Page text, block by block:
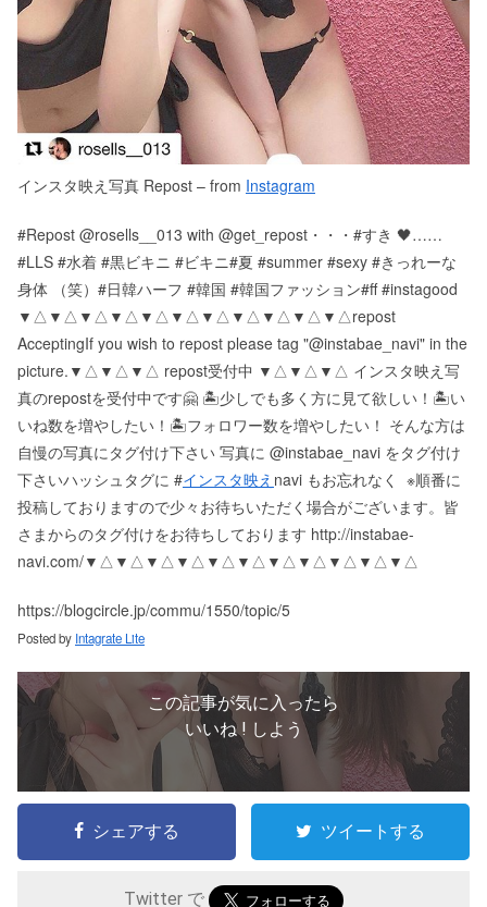
インスタ映え写真 Repost – from Instagram
#Repost @rosells__013 with @get_repost・・・#すき 🖤……
#LLS #水着 #黒ビキニ #ビキニ#夏 #summer #sexy #きっれーな
身体 （笑）#日韓ハーフ #韓国 #韓国ファッション#ff #instagood
▼△▼△▼△▼△▼△▼△▼△▼△▼△▼△▼△ repost
Accepting If you wish to repost please tag "@instabae_navi" in the
picture. ▼△▼△▼△ repost受付中 ▼△▼△▼△ インスタ映え写
真のrepostを受付中です🤗 🏝少しでも多く方に見て欲しい！ 🏝い
いね数を増やしたい！ 🏝フォロワー数を増やしたい！ そんな方は
自慢の写真にタグ付け下さい 写真に @instabae_navi をタグ付け
下さい️ ハッシュタグに #インスタ映え navi もお忘れなく ️ ※順番に
投稿しておりますので少々お待ちいただく場合がございます。 皆
さまからのタグ付けをお待ちしております http://instabae-
navi.com/ ▼△▼△▼△▼△▼△▼△▼△▼△▼△▼△▼△
https://blogcircle.jp/commu/1550/topic/5
Posted by Intagrate Lite
この記事が気に入ったら
いいね ! しよう
シェアする ツイートする
Twitter で